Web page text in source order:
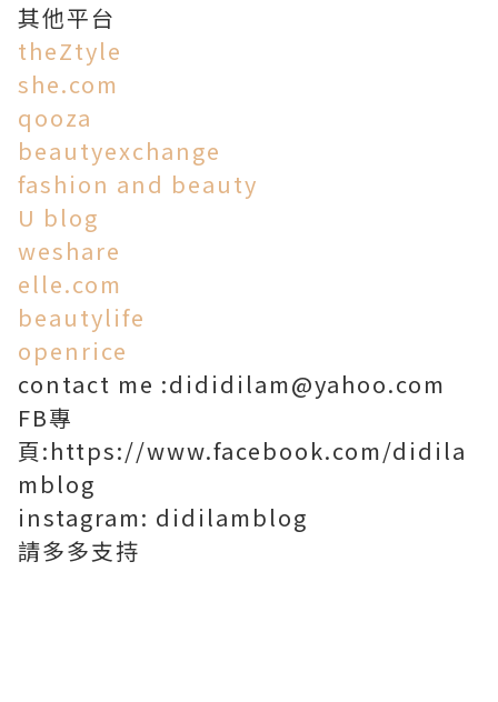
其他平台
theZtyle
she.com
qooza
beautyexchange
fashion and beauty
U blog
weshare
elle.com
beautylife
openrice
contact me :dididilam@yahoo.com
FB專
頁:https://www.facebook.com/didila
mblog
instagram: didilamblog
請多多支持